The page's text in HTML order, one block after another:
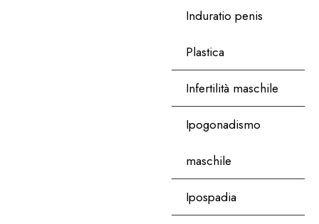
Induratio penis
Plastica
Infertilità maschile
Ipogonadismo
maschile
Ipospadia